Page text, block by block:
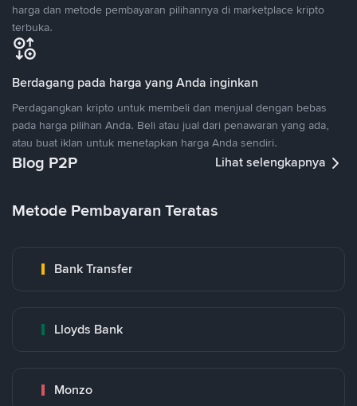
harga dan metode pembayaran pilihannya di marketplace kripto
terbuka.
Berdagang pada harga yang Anda inginkan
Perdagangkan kripto untuk membeli dan menjual dengan bebas
pada harga pilihan Anda. Beli atau jual dari penawaran yang ada,
atau buat iklan untuk menetapkan harga Anda sendiri.
Blog P2P Lihat selengkapnya
Metode Pembayaran Teratas
Bank Transfer
Lloyds Bank
Monzo